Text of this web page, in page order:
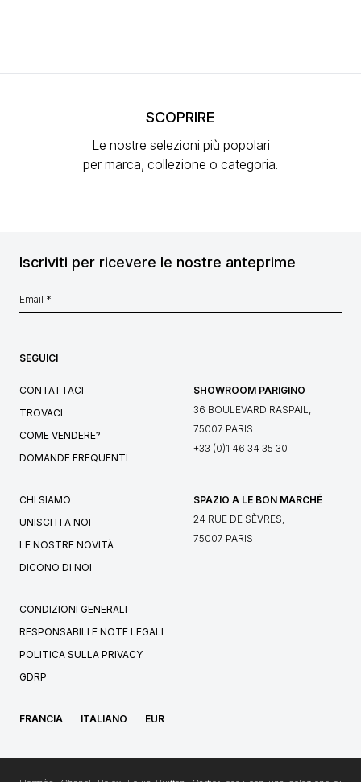
SCOPRIRE
Le nostre selezioni più popolari
per marca, collezione o categoria.
Iscriviti per ricevere le nostre anteprime
SEGUICI
CONTATTACI
TROVACI
COME VENDERE?
DOMANDE FREQUENTI
SHOWROOM PARIGINO
36 BOULEVARD RASPAIL,
75007 PARIS
+33 (0)1 46 34 35 30
CHI SIAMO
UNISCITI A NOI
LE NOSTRE NOVITÀ
DICONO DI NOI
SPAZIO A LE BON MARCHÉ
24 RUE DE SÈVRES,
75007 PARIS
CONDIZIONI GENERALI
RESPONSABILI E NOTE LEGALI
POLITICA SULLA PRIVACY
GDRP
FRANCIA ITALIANO EUR